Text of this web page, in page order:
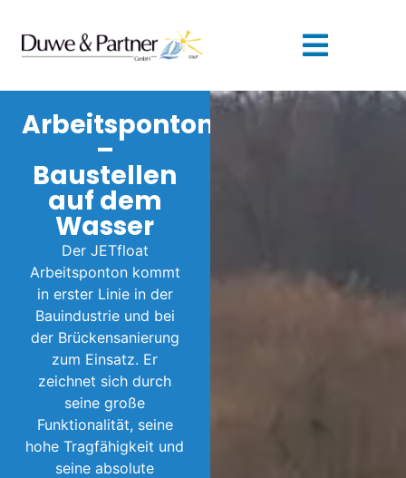
Arbeitspontons
–
Baustellen
auf dem
Wasser
Der JETfloat
Arbeitsponton kommt
in erster Linie in der
Bauindustrie und bei
der Brückensanierung
zum Einsatz. Er
zeichnet sich durch
seine große
Funktionalität, seine
hohe Tragfähigkeit und
seine absolute